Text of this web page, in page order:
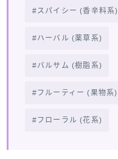
スパイシー (香辛料系)
ハーバル (薬草系)
バルサム (樹脂系)
フルーティー (果物系)
フローラル (花系)